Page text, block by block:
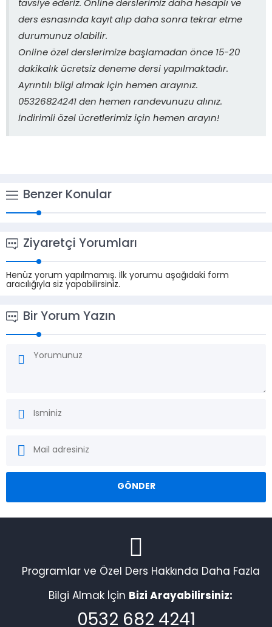
tavsiye ederiz. Online derslerimiz daha hesaplı ve
ders esnasında kayıt alıp daha sonra tekrar etme
durumunuz olabilir.
Online özel derslerimize başlamadan önce 15-20
dakikalık ücretsiz deneme dersi yapılmaktadır.
Ayrıntılı bilgi almak için hemen arayınız.
05326824241 den hemen randevunuzu alınız.
İndirimli özel ücretlerimiz için hemen arayın!
Benzer Konular
Ziyaretçi Yorumları
Henüz yorum yapılmamış. İlk yorumu aşağıdaki form
aracılığıyla siz yapabilirsiniz.
Bir Yorum Yazın
Programlar ve Özel Ders Hakkında Daha Fazla
Bilgi Almak İçin Bizi Arayabilirsiniz:
0532 682 4241